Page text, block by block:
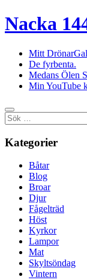
Nacka
Mitt
De fyrbenta.
Medans Ölen
Min YouTube
Sök
efter:
Kategorier
Båtar
Blog
Broar
Djur
Fågelträd
Höst
Kyrkor
Lampor
Mat
Skyltsöndag
Vintern